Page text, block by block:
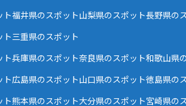
ト福井県のスポット山梨県のスポット長野県の
ト三重県のスポット
ト兵庫県のスポット奈良県のスポット和歌山県
ト広島県のスポット山口県のスポット徳島県の
ト熊本県のスポット大分県のスポット宮崎県の